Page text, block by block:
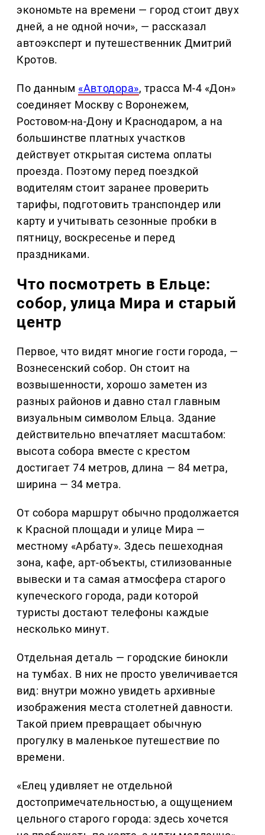
экономьте на времени — город стоит двух
дней, а не одной ночи», — рассказал
автоэксперт и путешественник Дмитрий
Кротов.
По данным «Автодора», трасса М-4 «Дон»
соединяет Москву с Воронежем,
Ростовом-на-Дону и Краснодаром, а на
большинстве платных участков
действует открытая система оплаты
проезда. Поэтому перед поездкой
водителям стоит заранее проверить
тарифы, подготовить транспондер или
карту и учитывать сезонные пробки в
пятницу, воскресенье и перед
праздниками.
Что посмотреть в Ельце:
собор, улица Мира и старый
центр
Первое, что видят многие гости города, —
Вознесенский собор. Он стоит на
возвышенности, хорошо заметен из
разных районов и давно стал главным
визуальным символом Ельца. Здание
действительно впечатляет масштабом:
высота собора вместе с крестом
достигает 74 метров, длина — 84 метра,
ширина — 34 метра.
От собора маршрут обычно продолжается
к Красной площади и улице Мира —
местному «Арбату». Здесь пешеходная
зона, кафе, арт-объекты, стилизованные
вывески и та самая атмосфера старого
купеческого города, ради которой
туристы достают телефоны каждые
несколько минут.
Отдельная деталь — городские бинокли
на тумбах. В них не просто увеличивается
вид: внутри можно увидеть архивные
изображения места столетней давности.
Такой прием превращает обычную
прогулку в маленькое путешествие по
времени.
«Елец удивляет не отдельной
достопримечательностью, а ощущением
цельного старого города: здесь хочется